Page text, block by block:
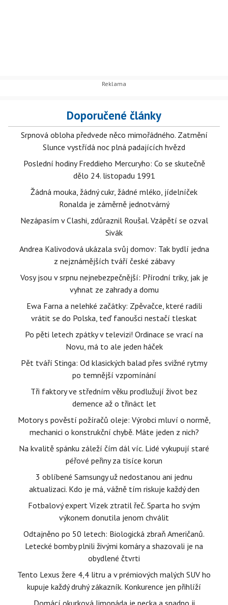
Doporučené články
Srpnová obloha předvede něco mimořádného. Zatmění
Slunce vystřídá noc plná padajících hvězd
Poslední hodiny Freddieho Mercuryho: Co se skutečně
dělo 24. listopadu 1991
Žádná mouka, žádný cukr, žádné mléko, jídelníček
Ronalda je záměrně jednotvárný
Nezápasím v Clashi, zdůraznil Roušal. Vzápětí se ozval
Sivák
Andrea Kalivodová ukázala svůj domov: Tak bydlí jedna
z nejznámějších tváří české zábavy
Vosy jsou v srpnu nejnebezpečnější: Přírodní triky, jak je
vyhnat ze zahrady a domu
Ewa Farna a nelehké začátky: Zpěvačce, které radili
vrátit se do Polska, teď fanoušci nestačí tleskat
Po pěti letech zpátky v televizi! Ordinace se vrací na
Novu, má to ale jeden háček
Pět tváří Stinga: Od klasických balad přes svižné rytmy
po temnější vzpomínání
Tři faktory ve středním věku prodlužují život bez
demence až o třináct let
Motory s pověstí požíračů oleje: Výrobci mluví o normě,
mechanici o konstrukční chybě. Máte jeden z nich?
Na kvalitě spánku záleží čím dál víc. Lidé vykupují staré
péřové peřiny za tisíce korun
3 oblíbené Samsungy už nedostanou ani jednu
aktualizaci. Kdo je má, vážně tím riskuje každý den
Fotbalový expert Vízek ztratil řeč. Sparta ho svým
výkonem donutila jenom chválit
Odtajněno po 50 letech: Biologická zbraň Američanů.
Letecké bomby plnili živými komáry a shazovali je na
obydlené čtvrti
Tento Lexus žere 4,4 litru a v prémiových malých SUV ho
kupuje každý druhý zákazník. Konkurence jen přihlíží
Domácí okurková limonáda je pecka a snadno ji